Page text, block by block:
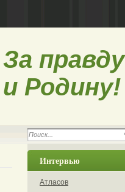
За правду
и Родину!
Интервью
Атласов